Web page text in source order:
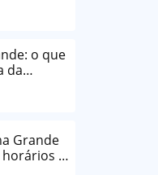
o que
da
Grande
e